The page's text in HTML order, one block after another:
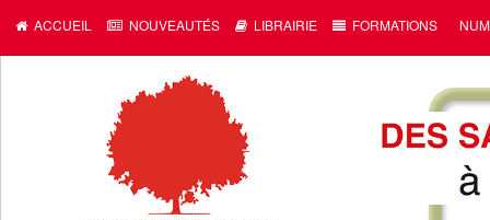
ACCUEIL NOUVEAUTÉS LIBRAIRIE FORMATIONS